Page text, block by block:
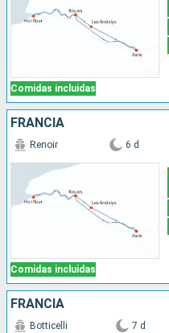
Comidas incluidas
FRANCIA
Comidas incluidas
Renoir 6 d
FRANCIA
Botticelli 7 d